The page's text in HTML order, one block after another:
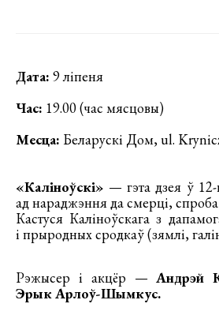
Дата: 9 ліпеня
Час: 19.00 (час мясцовы)
Месца: Беларускі Дом, ul.
«Каліноўскі» — гэта дзея ў 12-
ад нараджэння да смерці,
Кастуся Каліноўскага з
і прыродных сродкаў (зямлі,
Рэжысер і акцёр — Андрэй
Эрык Арлоў-Шымкус.